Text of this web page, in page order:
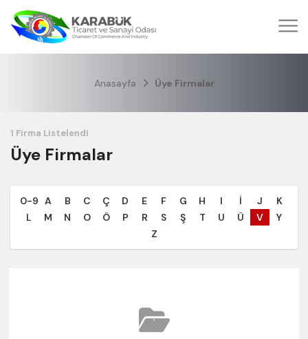
Anasayfa Üye Firmalar
Üye Firmalar
0-9 A B C Ç D E F G H I İ J
K
L
M N O Ö P R S Ş T U Ü V
Y
Z